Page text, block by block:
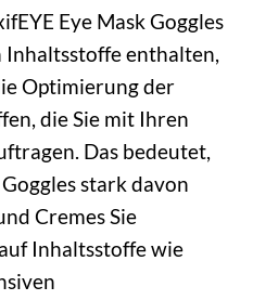
Eye Mask Goggles
Inhaltsstoffe enthalten,
Optimierung der
die Sie mit Ihren
Das bedeutet,
stark davon
Cremes Sie
Inhaltsstoffe wie